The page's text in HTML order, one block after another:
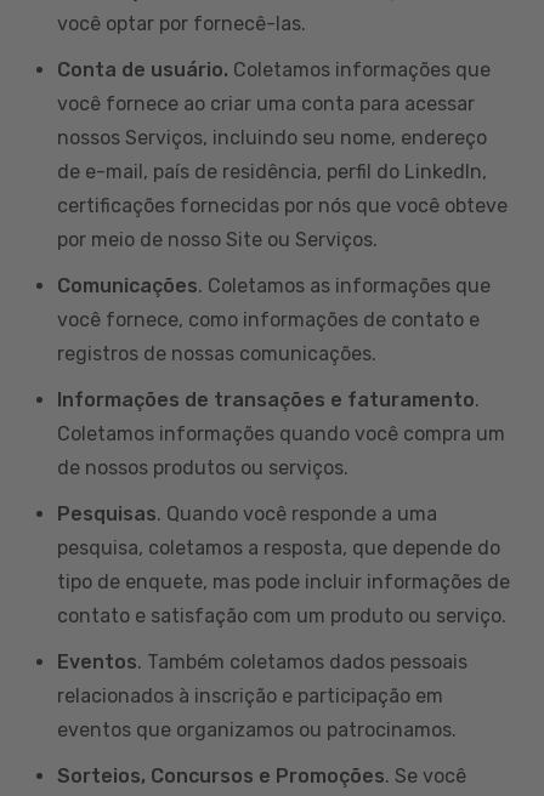
você optar por fornecê-las.
Conta de usuário. Coletamos informações que
você fornece ao criar uma conta para acessar
nossos Serviços, incluindo seu nome, endereço
de e-mail, país de residência, perfil do LinkedIn,
certificações fornecidas por nós que você obteve
por meio de nosso Site ou Serviços.
Comunicações. Coletamos as informações que
você fornece, como informações de contato e
registros de nossas comunicações.
Informações de transações e faturamento.
Coletamos informações quando você compra um
de nossos produtos ou serviços.
Pesquisas. Quando você responde a uma
pesquisa, coletamos a resposta, que depende do
tipo de enquete, mas pode incluir informações de
contato e satisfação com um produto ou serviço.
Eventos. Também coletamos dados pessoais
relacionados à inscrição e participação em
eventos que organizamos ou patrocinamos.
Sorteios, Concursos e Promoções. Se você